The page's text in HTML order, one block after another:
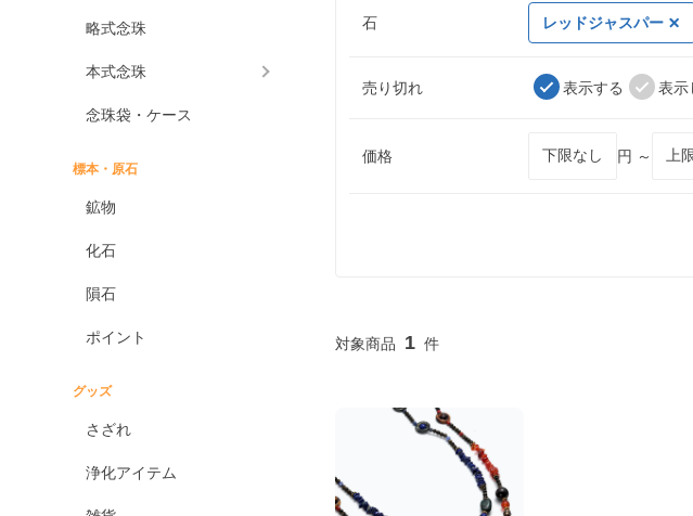
略式念珠
本式念珠
念珠袋・ケース
標本・原石
鉱物
化石
隕石
ポイント
グッズ
さざれ
浄化アイテム
石 レッドジャスパー
売り切れ 表示する 表示
価格 円 ～
1